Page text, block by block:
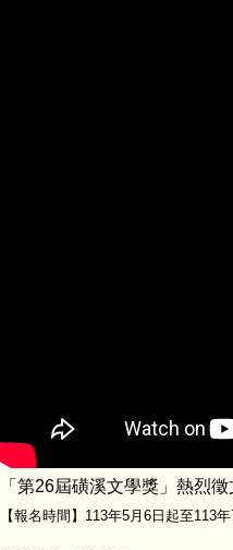
「第26屆磺溪文學獎」熱烈徵
【報名時間】113年5月6日起至113